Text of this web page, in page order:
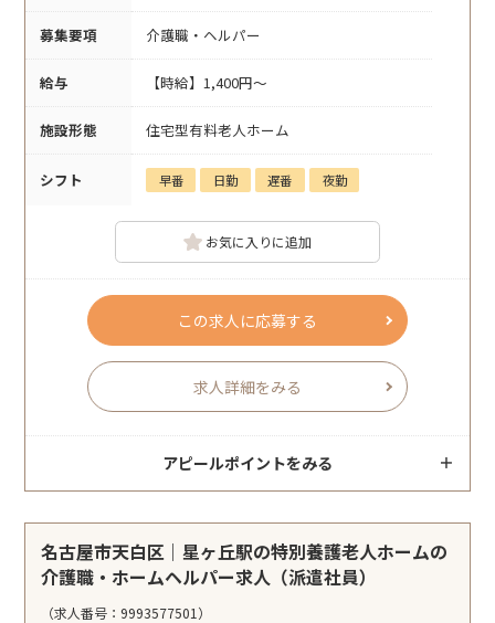
募集要項 介護職・ヘルパー
給与 【時給】1,400円～
施設形態 住宅型有料老人ホーム
シフト 早番 日勤 遅番 夜勤
お気に入りに追加
この求人に応募する
求人詳細をみる
アピールポイントをみる
名古屋市天白区｜星ヶ丘駅の特別養護老人ホームの
介護職・ホームヘルパー求人（派遣社員）
（求人番号：9993577501）